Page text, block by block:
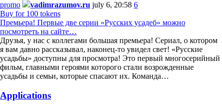
promo vadimrazumov.ru july 6, 20:58 6
Buy for 100 tokens
Премьера! Первые две серии «Русских усадеб» можно
посмотреть на сайте…
Друзья, у нас с коллегами большая премьера! Сериал, о котором
я вам давно рассказывал, наконец-то увидел свет! «Русские
усадьбы» доступны для просмотра! Это первый многосерийный
фильм, главными героями которого стали возрожденные
усадьбы и семьи, которые спасают их. Команда…
Applications